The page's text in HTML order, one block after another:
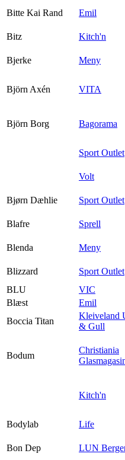
Bitte Kai Rand
Emil
Bitz
Kitch'n
Bjerke
Meny
Björn Axén VITA
Björn Borg Bagorama
Sport Outlet
Volt
Bjørn Dæhlie
Sport Outlet
Blafre
Sprell
Blenda
Meny
Blizzard
Sport Outlet
BLU
VIC
Blæst
Emil
Boccia Titan
Kleiveland
& Gull
Bodum
Christiania
Kitch'n
Bodylab
Life
Bon Dep
LUN